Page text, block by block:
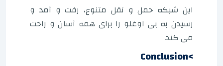
این شبکه حمل و نقل متنوع، رفت و آمد و
رسیدن به بی اوغلو را برای همه آسان و راحت
می کند.
>Conclusion